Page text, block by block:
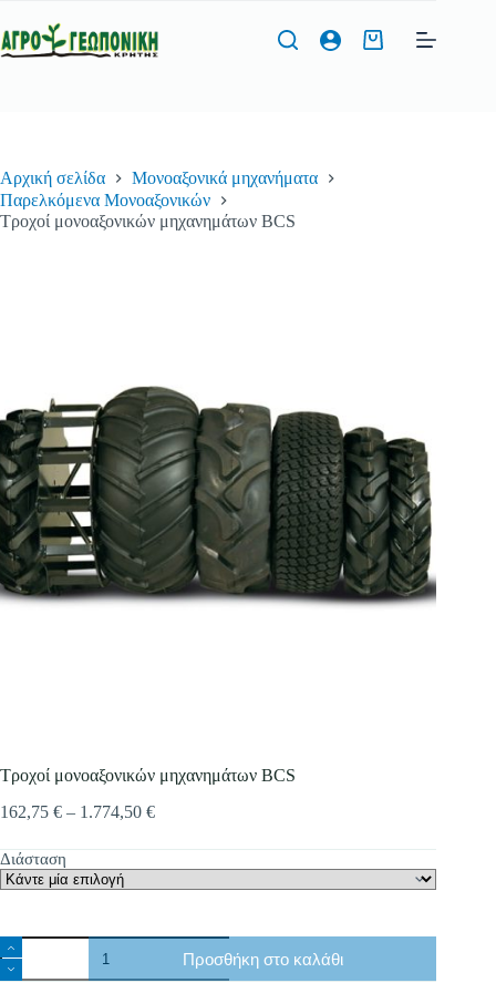
στο
περιεχόμενο
Καλάθι
Αρχική σελίδα
Μονοαξονικά μηχανήματα
Παρελκόμενα Μονοαξονικών
Τροχοί μονοαξονικών μηχανημάτων BCS
Τροχοί μονοαξονικών μηχανημάτων BCS
162,75 € – 1.774,50 €Price
162,75 €
through
1.774,50 €
Διάσταση
Τροχοί
μονοαξονικών
Προσθήκη στο καλάθι